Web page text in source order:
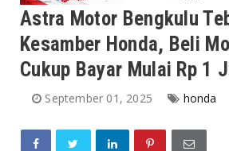
Astra Motor Bengkulu
Kesamber Honda, Beli
Cukup Bayar Mulai Rp 1
September 01, 2025 honda